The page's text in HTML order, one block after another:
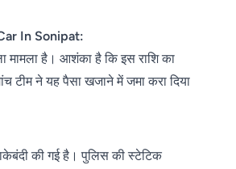
In Sonipat:
मामला है। आशंका है कि इस राशि का
टीम ने यह पैसा खजाने में जमा करा दिया
की गई है। पुलिस की स्टेटिक